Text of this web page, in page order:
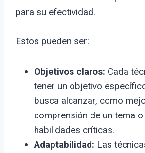
para su efectividad.
Estos pueden ser:
Objetivos claros: Cada
tener un objetivo
busca alcanzar, como
comprensión de un tema
habilidades críticas.
Adaptabilidad: Las